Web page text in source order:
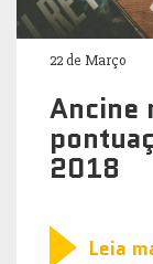
22 de Março
Ancine
2018
Leia